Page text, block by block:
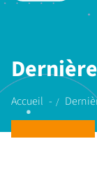
Accueil